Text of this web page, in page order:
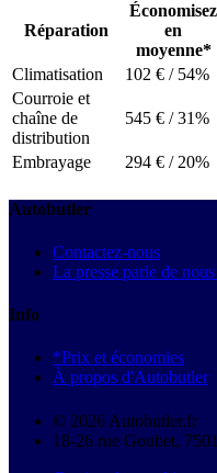
Réparation
Économisez
en
moyenne*
Climatisation
102 € / 54%
Courroie et
chaîne de
distribution
545 € / 31%
Embrayage 294 € / 20%
Autobutler
Contactez-nous
La presse parle de
Info
*Prix et économies
À propos d'Autobutler
© 2026 Autobutler.fr
18-26 rue Goubet,